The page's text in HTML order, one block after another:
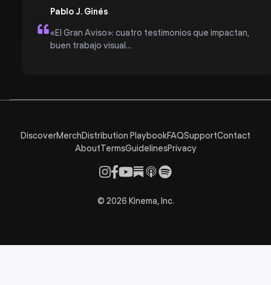
Pablo J. Ginés
«El Gran Aviso»: cuatro testimonios que impactan,
buen trabajo visual...
DiscoverMerchDistribution PlaybookFAQSupportContact
AboutTermsGuidelinesPrivacy
© 2026 Kinema, Inc.